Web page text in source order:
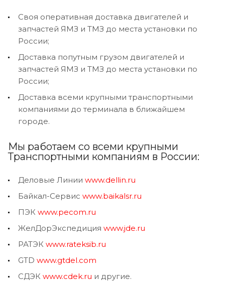
Своя оперативная доставка двигателей и
запчастей ЯМЗ и ТМЗ до места установки по
России;
Доставка попутным грузом двигателей и
запчастей ЯМЗ и ТМЗ до места установки по
России;
Доставка всеми крупными транспортными
компаниями до терминала в ближайшем
городе.
Мы работаем со всеми крупными
Транспортными компаниям в России:
Деловые Линии www.dellin.ru
Байкал-Сервис www.baikalsr.ru
ПЭК www.pecom.ru
ЖелДорЭкспедиция www.jde.ru
РАТЭК www.rateksib.ru
GTD www.gtdel.com
СДЭК www.cdek.ru и другие.